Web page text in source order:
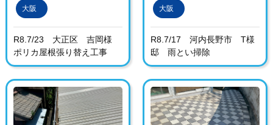
大阪
R8.7/23 大正区 吉岡様
ポリカ屋根張り替え工事
大阪
R8.7/17 河内長野市 T様
邸 雨とい掃除